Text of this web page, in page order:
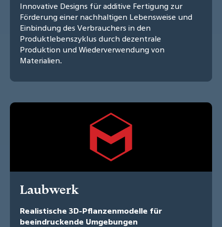
Innovative Designs für additive Fertigung zur
Förderung einer nachhaltigen Lebensweise und
Einbindung des Verbrauchers in den
Produktlebenszyklus durch dezentrale
Produktion und Wiederverwendung von
Materialien.
Laubwerk
Realistische 3D-Pflanzenmodelle für
beeindruckende Umgebungen